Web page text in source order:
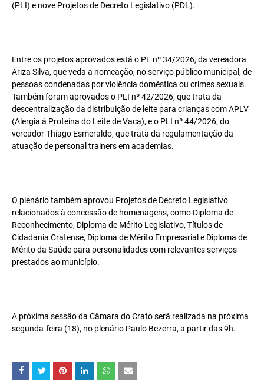
(PLI) e nove Projetos de Decreto Legislativo (PDL).
Entre os projetos aprovados está o PL nº 34/2026, da vereadora
Ariza Silva, que veda a nomeação, no serviço público municipal, de
pessoas condenadas por violência doméstica ou crimes sexuais.
Também foram aprovados o PLI nº 42/2026, que trata da
descentralização da distribuição de leite para crianças com APLV
(Alergia à Proteína do Leite de Vaca), e o PLI nº 44/2026, do
vereador Thiago Esmeraldo, que trata da regulamentação da
atuação de personal trainers em academias.
O plenário também aprovou Projetos de Decreto Legislativo
relacionados à concessão de homenagens, como Diploma de
Reconhecimento, Diploma de Mérito Legislativo, Títulos de
Cidadania Cratense, Diploma de Mérito Empresarial e Diploma de
Mérito da Saúde para personalidades com relevantes serviços
prestados ao município.
A próxima sessão da Câmara do Crato será realizada na próxima
segunda-feira (18), no plenário Paulo Bezerra, a partir das 9h.